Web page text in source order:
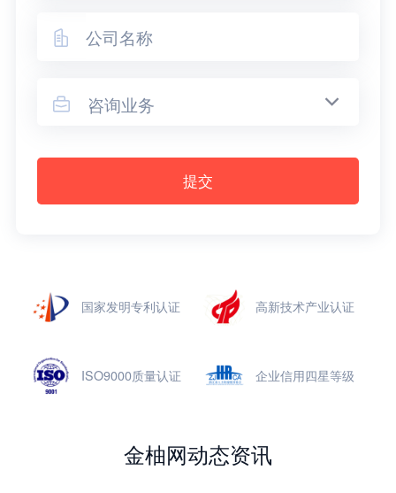

 咨询业务
提交
国家发明专利认证 高新技术产业认证
ISO9000质量认证 企业信用四星等级
金柚网动态资讯